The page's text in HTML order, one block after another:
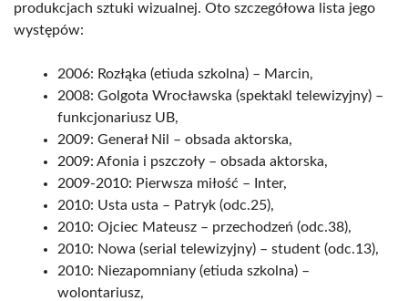
produkcjach sztuki wizualnej. Oto szczegółowa lista jego
występów:
2006: Rozłąka (etiuda szkolna) – Marcin,
2008: Golgota Wrocławska (spektakl telewizyjny) –
funkcjonariusz UB,
2009: Generał Nil – obsada aktorska,
2009: Afonia i pszczoły – obsada aktorska,
2009-2010: Pierwsza miłość – Inter,
2010: Usta usta – Patryk (odc.25),
2010: Ojciec Mateusz – przechodzeń (odc.38),
2010: Nowa (serial telewizyjny) – student (odc.13),
2010: Niezapomniany (etiuda szkolna) –
wolontariusz,